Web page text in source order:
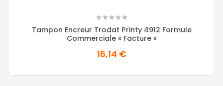
Tampon Encreur Trodat Printy 4912 Formule
Commerciale « Facture »
16,14 €